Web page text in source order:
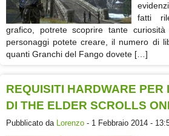
fatti
grafico, potrete scoprire tante
personaggi potete creare, il numero di
quanti Granchi del Fango dovete […]
REQUISITI HARDWARE PER
DI THE ELDER SCROLLS
Pubblicato da Lorenzo - 1 Febbraio 2014 -